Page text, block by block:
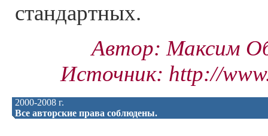
стандартных.
Автор: Максим
Источник: http://
2000-2008 г.
Все авторские права соблюдены.